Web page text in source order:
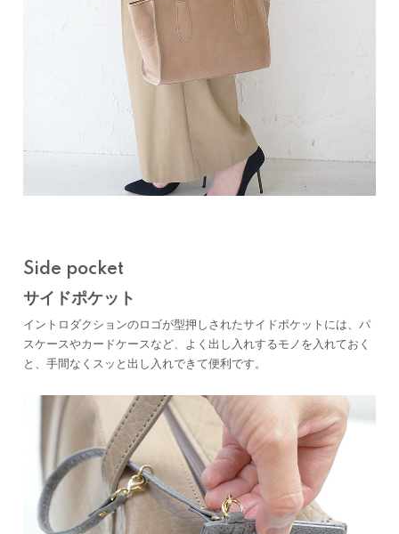
Side pocket
サイドポケット
イントロダクションのロゴが型押しされたサイドポケットには、パ
スケースやカードケースなど、よく出し入れするモノを入れておく
と、手間なくスッと出し入れできて便利です。